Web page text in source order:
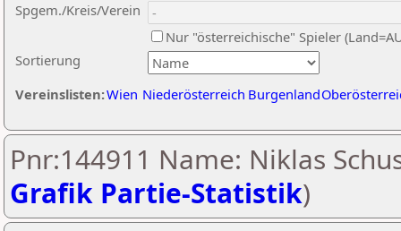
Sortierung
Spgem./Kreis/Verein
Nur "österreichische" Spieler
Vereinslisten:Wien Niederösterreich Burgenland
Pnr:144911 Name: Niklas
Grafik Partie-Statistik)